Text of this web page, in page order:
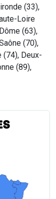
(33),
Loire
(63),
(70),
(74), Deux-
(89),